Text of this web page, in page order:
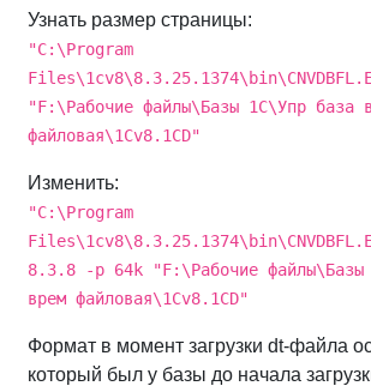
Узнать размер страницы:
"C:\Program
"F:\Рабочие файлы\Базы 1С\Упр база
файловая\1Cv8.1CD"
Изменить:
"C:\Program
8.3.8 -p 64k "F:\Рабочие файлы\Базы
врем файловая\1Cv8.1CD"
Формат в момент загрузки dt-файла
который был у базы до начала